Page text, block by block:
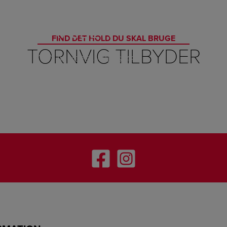
FIND DET HOLD DU SKAL BRUGE
TORNVIG TILBYDER
TRAILER
SE VORES HOLDSTART